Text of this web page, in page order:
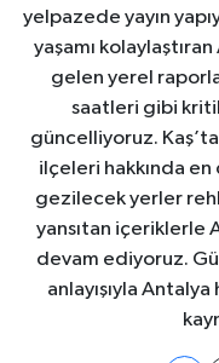
yelpazede yayın
yaşamı
gelen yerel
saatleri gibi
güncelliyoruz.
ilçeleri hakkında
gezilecek yerler
yansıtan içeriklerle
devam ediyoruz.
anlayışıyla